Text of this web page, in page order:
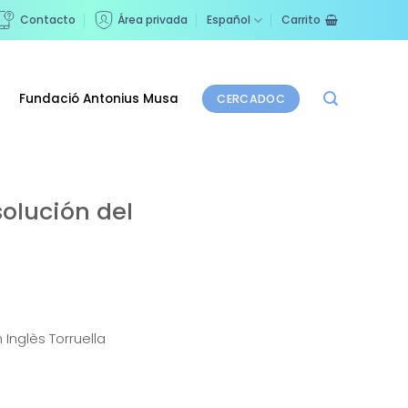
Contacto Área privada Español Carrito
Fundació Antonius Musa CERCADOC
del
Torruella